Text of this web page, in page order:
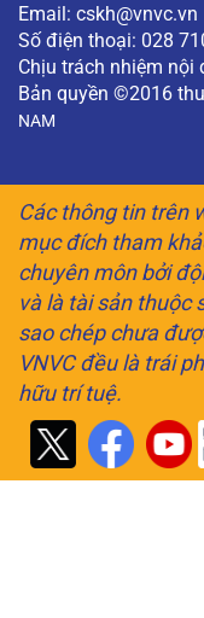
Email: cskh@vnvc.vn
Số điện thoại: 028
Chịu trách nhiệm nội
Bản quyền ©2016
NAM
Các thông tin trên
mục đích tham
chuyên môn bởi
và là tài sản thuộc
sao chép chưa
VNVC đều là trái
hữu trí tuệ.